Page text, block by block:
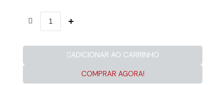
ADICIONAR AO CARRINHO
COMPRAR AGORA!